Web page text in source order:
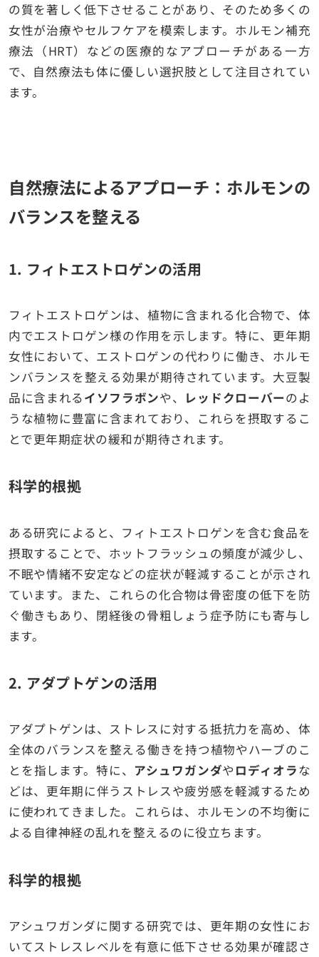
の質を著しく低下させることがあり、そのため多くの
女性が治療やセルフケアを模索します。ホルモン補充
療法（HRT）などの医療的なアプローチがある一方
で、自然療法も体に優しい選択肢として注目されてい
ます。
自然療法によるアプローチ：ホルモンの
バランスを整える
1. フィトエストロゲンの活用
フィトエストロゲンは、植物に含まれる化合物で、体
内でエストロゲン様の作用を示します。特に、更年期
女性において、エストロゲンの代わりに働き、ホルモ
ンバランスを整える効果が期待されています。大豆製
品に含まれるイソフラボンや、 レッドクローバーのよ
うな植物に豊富に含まれており、これらを摂取するこ
とで更年期症状の緩和が期待されます。
科学的根拠
ある研究によると、フィトエストロゲンを含む食品を
摂取することで、ホットフラッシュの頻度が減少し、
不眠や情緒不安定などの症状が軽減することが示され
ています。また、これらの化合物は骨密度の低下を防
ぐ働きもあり、閉経後の骨粗しょう症予防にも寄与し
ます。
2. アダプトゲンの活用
アダプトゲンは、ストレスに対する抵抗力を高め、体
全体のバランスを整える働きを持つ植物やハーブのこ
とを指します。特に、 アシュワガンダやロディオラな
どは、更年期に伴うストレスや疲労感を軽減するため
に使われてきました。これらは、ホルモンの不均衡に
よる自律神経の乱れを整えるのに役立ちます。
科学的根拠
アシュワガンダに関する研究では、更年期の女性にお
いてストレスレベルを有意に低下させる効果が確認さ